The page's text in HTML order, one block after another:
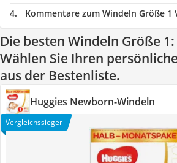
Kommentare zum Windeln Größe 1
Die besten Windeln Größe 1:
Wählen Sie Ihren
aus der Bestenliste.
Huggies Newborn-Windeln
Vergleichssieger